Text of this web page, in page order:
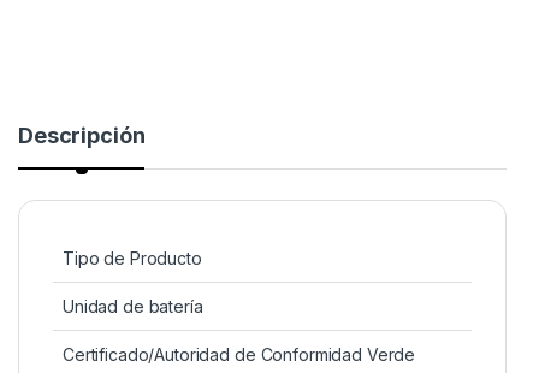
Descripción
Tipo de Producto
Unidad de batería
Certificado/Autoridad de Conformidad Verde